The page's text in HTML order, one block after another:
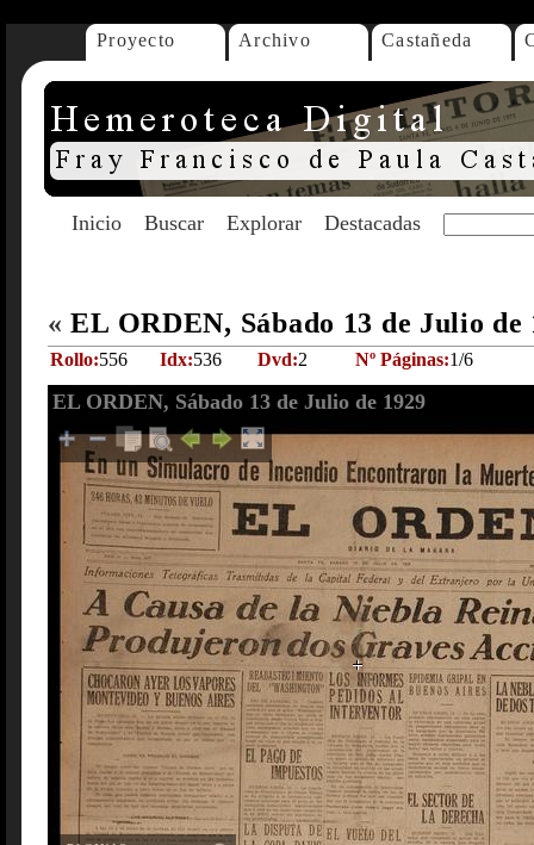
Proyecto Archivo Castañeda
Inicio Buscar Explorar Destacadas
« EL ORDEN, Sábado 13 de Julio de
Rollo:556 Idx:536 Dvd:2 Nº Páginas:1/6
EL ORDEN, Sábado 13 de Julio de 1929